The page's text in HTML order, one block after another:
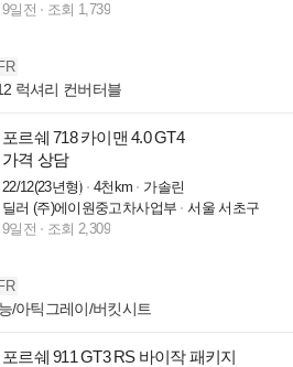
9일전
조회 1,739
FR
럭셔리 컨버터블
포르쉐 718 카이맨 4.0 GT4
가격 상담
22/12(23년형) 4천km
가솔린
딜러 (주)에이원중고차사업부
서울 서초구
9일전
조회 2,309
FR
/아틱그레이/버킷시트
포르쉐 911 GT3 RS 바이작 패키지